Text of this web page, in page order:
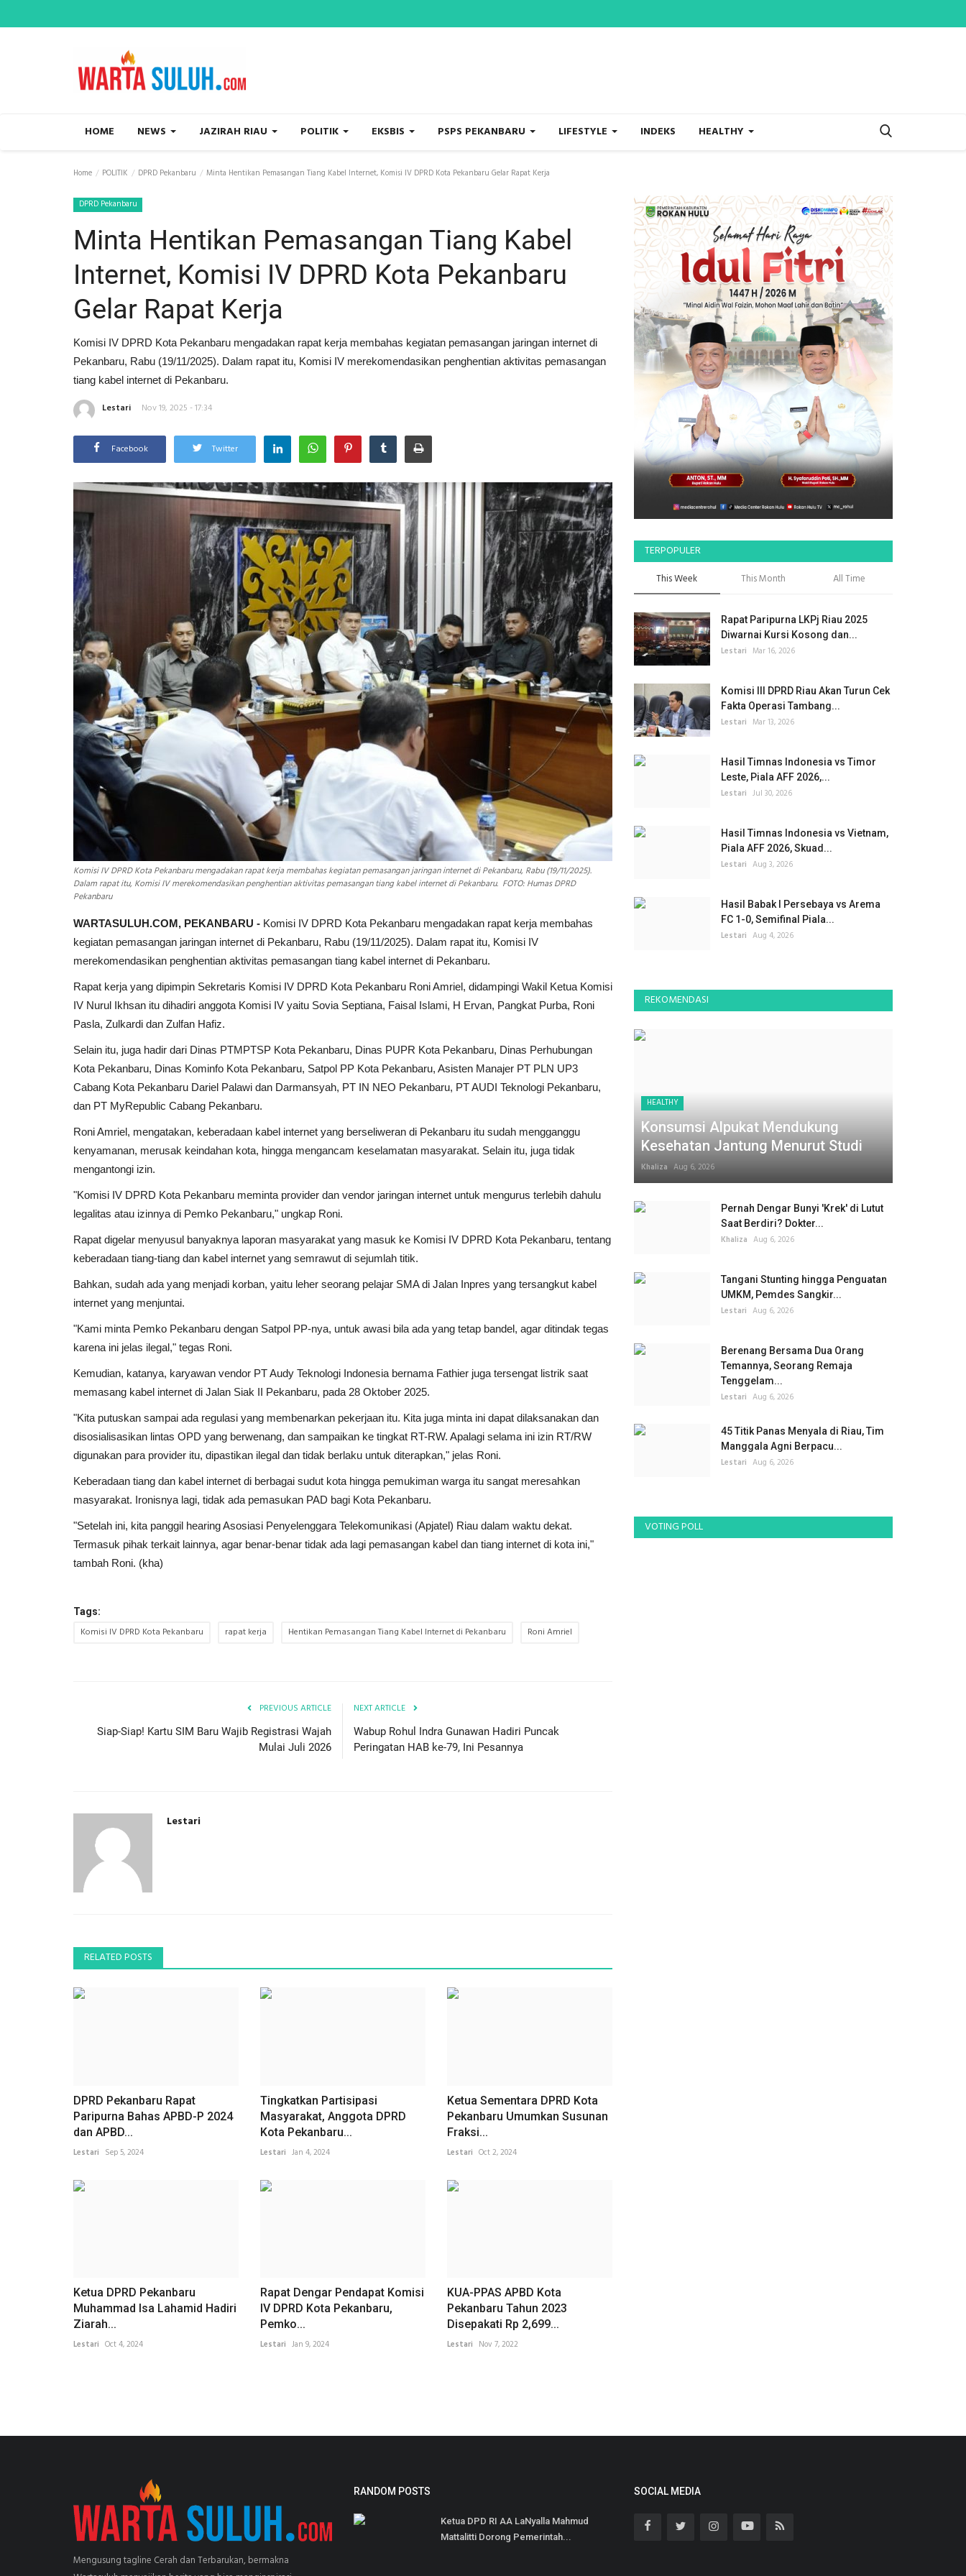
HOME NEWS JAZIRAH RIAU POLITIK EKSBIS PSPS PEKANBARU LIFESTYLE INDEKS HEALTHY
Home POLITIK DPRD Pekanbaru Minta Hentikan Pemasangan Tiang Kabel Internet, Komisi IV DPRD Kota Pekanbaru Gelar Rapat Kerja
DPRD Pekanbaru
Minta Hentikan Pemasangan Tiang Kabel
Internet, Komisi IV DPRD Kota Pekanbaru
Gelar Rapat Kerja
Komisi IV DPRD Kota Pekanbaru mengadakan rapat kerja membahas kegiatan pemasangan jaringan internet di
Pekanbaru, Rabu (19/11/2025). Dalam rapat itu, Komisi IV merekomendasikan penghentian aktivitas pemasangan
tiang kabel internet di Pekanbaru.
Lestari Nov 19, 2025 - 17:34
Facebook Twitter
Komisi IV DPRD Kota Pekanbaru mengadakan rapat kerja membahas kegiatan pemasangan jaringan internet di Pekanbaru, Rabu (19/11/2025).
Dalam rapat itu, Komisi IV merekomendasikan penghentian aktivitas pemasangan tiang kabel internet di Pekanbaru. FOTO: Humas DPRD
Pekanbaru
WARTASULUH.COM, PEKANBARU - Komisi IV DPRD Kota Pekanbaru mengadakan rapat kerja membahas
kegiatan pemasangan jaringan internet di Pekanbaru, Rabu (19/11/2025). Dalam rapat itu, Komisi IV
merekomendasikan penghentian aktivitas pemasangan tiang kabel internet di Pekanbaru.
Rapat kerja yang dipimpin Sekretaris Komisi IV DPRD Kota Pekanbaru Roni Amriel, didampingi Wakil Ketua Komisi
IV Nurul Ikhsan itu dihadiri anggota Komisi IV yaitu Sovia Septiana, Faisal Islami, H Ervan, Pangkat Purba, Roni
Pasla, Zulkardi dan Zulfan Hafiz.
Selain itu, juga hadir dari Dinas PTMPTSP Kota Pekanbaru, Dinas PUPR Kota Pekanbaru, Dinas Perhubungan
Kota Pekanbaru, Dinas Kominfo Kota Pekanbaru, Satpol PP Kota Pekanbaru, Asisten Manajer PT PLN UP3
Cabang Kota Pekanbaru Dariel Palawi dan Darmansyah, PT IN NEO Pekanbaru, PT AUDI Teknologi Pekanbaru,
dan PT MyRepublic Cabang Pekanbaru.
Roni Amriel, mengatakan, keberadaan kabel internet yang berseliweran di Pekanbaru itu sudah mengganggu
kenyamanan, merusak keindahan kota, hingga mengancam keselamatan masyarakat. Selain itu, juga tidak
mengantongi izin.
"Komisi IV DPRD Kota Pekanbaru meminta provider dan vendor jaringan internet untuk mengurus terlebih dahulu
legalitas atau izinnya di Pemko Pekanbaru," ungkap Roni.
Rapat digelar menyusul banyaknya laporan masyarakat yang masuk ke Komisi IV DPRD Kota Pekanbaru, tentang
keberadaan tiang-tiang dan kabel internet yang semrawut di sejumlah titik.
Bahkan, sudah ada yang menjadi korban, yaitu leher seorang pelajar SMA di Jalan Inpres yang tersangkut kabel
internet yang menjuntai.
"Kami minta Pemko Pekanbaru dengan Satpol PP-nya, untuk awasi bila ada yang tetap bandel, agar ditindak tegas
karena ini jelas ilegal," tegas Roni.
Kemudian, katanya, karyawan vendor PT Audy Teknologi Indonesia bernama Fathier juga tersengat listrik saat
memasang kabel internet di Jalan Siak II Pekanbaru, pada 28 Oktober 2025.
"Kita putuskan sampai ada regulasi yang membenarkan pekerjaan itu. Kita juga minta ini dapat dilaksanakan dan
disosialisasikan lintas OPD yang berwenang, dan sampaikan ke tingkat RT-RW. Apalagi selama ini izin RT/RW
digunakan para provider itu, dipastikan ilegal dan tidak berlaku untuk diterapkan," jelas Roni.
Keberadaan tiang dan kabel internet di berbagai sudut kota hingga pemukiman warga itu sangat meresahkan
masyarakat. Ironisnya lagi, tidak ada pemasukan PAD bagi Kota Pekanbaru.
"Setelah ini, kita panggil hearing Asosiasi Penyelenggara Telekomunikasi (Apjatel) Riau dalam waktu dekat.
Termasuk pihak terkait lainnya, agar benar-benar tidak ada lagi pemasangan kabel dan tiang internet di kota ini,"
tambah Roni. (kha)
Tags:
Komisi IV DPRD Kota Pekanbaru rapat kerja Hentikan Pemasangan Tiang Kabel Internet di Pekanbaru Roni Amriel
PREVIOUS ARTICLE
Siap-Siap! Kartu SIM Baru Wajib Registrasi Wajah
Mulai Juli 2026
NEXT ARTICLE
Wabup Rohul Indra Gunawan Hadiri Puncak
Peringatan HAB ke-79, Ini Pesannya
Lestari
RELATED POSTS
DPRD Pekanbaru Rapat
Paripurna Bahas APBD-P 2024
dan APBD...
Lestari Sep 5, 2024
Tingkatkan Partisipasi
Masyarakat, Anggota DPRD
Kota Pekanbaru...
Lestari Jan 4, 2024
Ketua Sementara DPRD Kota
Pekanbaru Umumkan Susunan
Fraksi...
Lestari Oct 2, 2024
Ketua DPRD Pekanbaru
Muhammad Isa Lahamid Hadiri
Ziarah...
Lestari Oct 4, 2024
Rapat Dengar Pendapat Komisi
IV DPRD Kota Pekanbaru,
Pemko...
Lestari Jan 9, 2024
KUA-PPAS APBD Kota
Pekanbaru Tahun 2023
Disepakati Rp 2,699...
Lestari Nov 7, 2022
TERPOPULER
This Week This Month All Time
Rapat Paripurna LKPj Riau 2025
Diwarnai Kursi Kosong dan...
Lestari Mar 16, 2026
Komisi III DPRD Riau Akan Turun Cek
Fakta Operasi Tambang...
Lestari Mar 13, 2026
Hasil Timnas Indonesia vs Timor
Leste, Piala AFF 2026,...
Lestari Jul 30, 2026
Hasil Timnas Indonesia vs Vietnam,
Piala AFF 2026, Skuad...
Lestari Aug 3, 2026
Hasil Babak I Persebaya vs Arema
FC 1-0, Semifinal Piala...
Lestari Aug 4, 2026
REKOMENDASI
HEALTHY
Konsumsi Alpukat Mendukung
Kesehatan Jantung Menurut Studi
Khaliza Aug 6, 2026
Pernah Dengar Bunyi 'Krek' di Lutut
Saat Berdiri? Dokter...
Khaliza Aug 6, 2026
Tangani Stunting hingga Penguatan
UMKM, Pemdes Sangkir...
Lestari Aug 6, 2026
Berenang Bersama Dua Orang
Temannya, Seorang Remaja
Tenggelam...
Lestari Aug 6, 2026
45 Titik Panas Menyala di Riau, Tim
Manggala Agni Berpacu...
Lestari Aug 6, 2026
VOTING POLL
Mengusung tagline Cerah dan Terbarukan, bermakna
RANDOM POSTS
Ketua DPD RI AA LaNyalla Mahmud
Mattalitti Dorong Pemerintah...
SOCIAL MEDIA